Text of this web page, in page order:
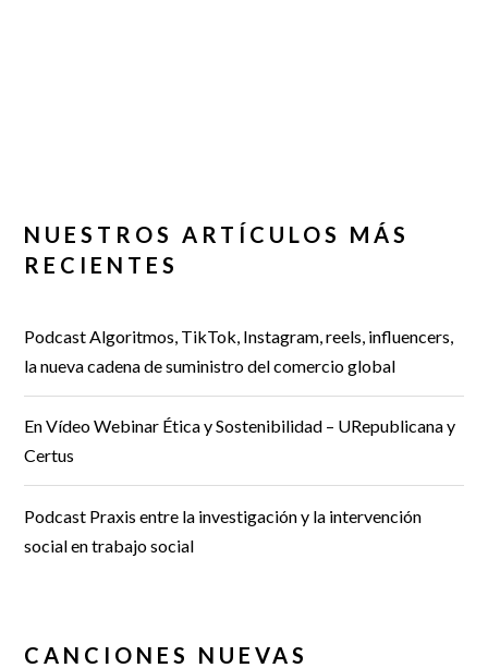
NUESTROS ARTÍCULOS MÁS
RECIENTES
Podcast Algoritmos, TikTok, Instagram, reels, influencers,
la nueva cadena de suministro del comercio global
En Vídeo Webinar Ética y Sostenibilidad – URepublicana y
Certus
Podcast Praxis entre la investigación y la intervención
social en trabajo social
CANCIONES NUEVAS